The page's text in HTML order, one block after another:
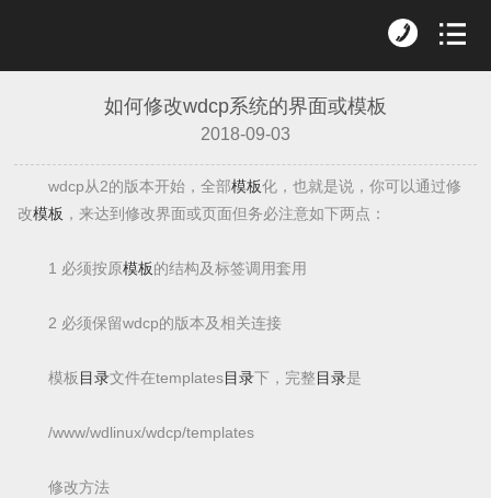
如何修改wdcp系统的界面或模板
2018-09-03
wdcp从2的版本开始，全部模板化，也就是说，你可以通过修
改模板 ，来达到修改界面或页面但务必注意如下两点：
1 必须按原模板的结构及标签调用套用
2 必须保留wdcp的版本及相关连接
模板 目录文件在templates目录下，完整目录是
/www/wdlinux/wdcp/templates
修改方法